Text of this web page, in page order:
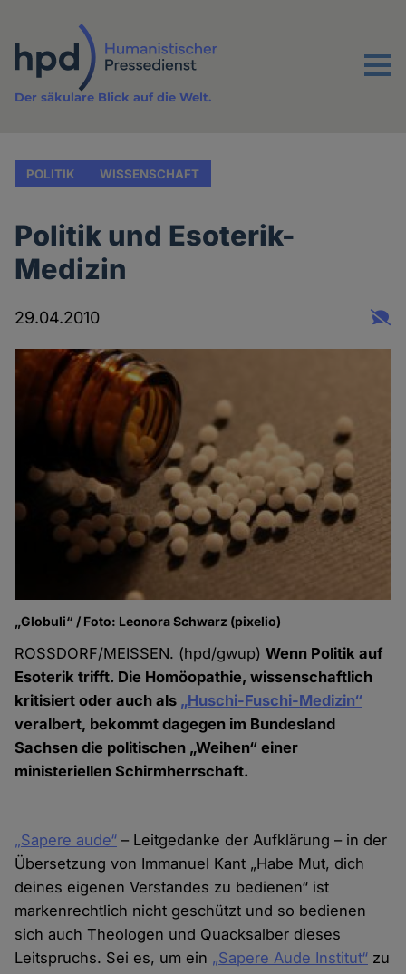
Inhalt
Menu
Der säkulare Blick auf die Welt.
POLITIK WISSENSCHAFT
Politik und Esoterik-
Medizin
29.04.2010
„Globuli“ / Foto: Leonora Schwarz (pixelio)
ROSSDORF/MEISSEN. (hpd/gwup)Wenn Politik auf
Esoterik trifft. Die Homöopathie, wissenschaftlich
kritisiert oder auch als „Huschi-Fuschi-Medizin“
veralbert, bekommt dagegen im Bundesland
Sachsen die politischen „Weihen“ einer
ministeriellen Schirmherrschaft.
„Sapere aude“ – Leitgedanke der Aufklärung – in der
Übersetzung von Immanuel Kant „Habe Mut, dich
deines eigenen Verstandes zu bedienen“ ist
markenrechtlich nicht geschützt und so bedienen
sich auch Theologen und Quacksalber dieses
Leitspruchs. Sei es, um ein „Sapere Aude Institut“ zu